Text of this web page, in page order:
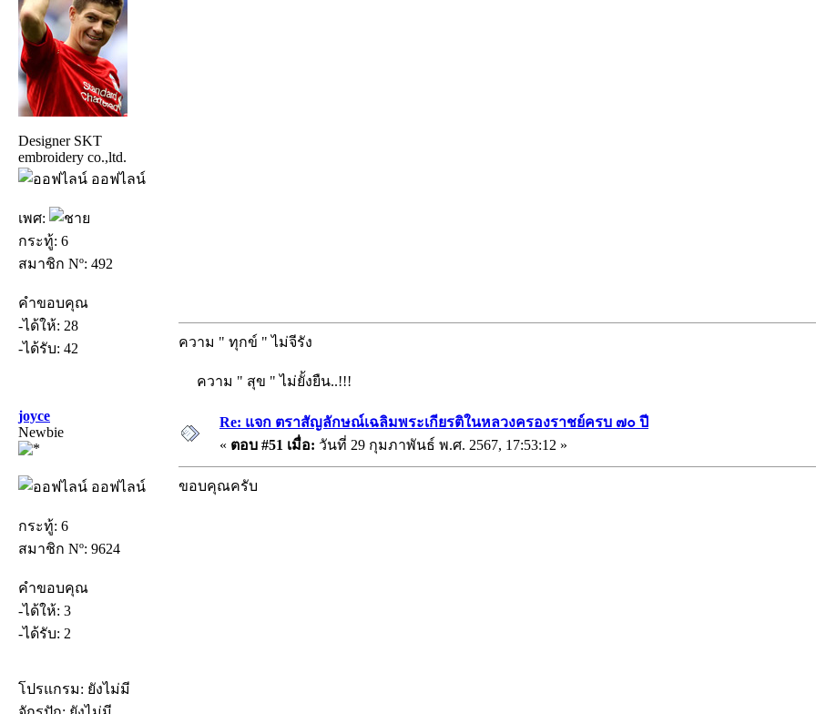
Designer SKT
embroidery co.,ltd.
ออฟไลน์
เพศ:
กระทู้: 6
สมาชิก Nº: 492
คำขอบคุณ
-ได้ให้: 28
-ได้รับ: 42
ความ " ทุกข์ " ไม่จีรัง
ความ " สุข " ไม่ยั้งยืน..!!!
joyce
Newbie
ออฟไลน์
กระทู้: 6
สมาชิก Nº: 9624
คำขอบคุณ
-ได้ให้: 3
-ได้รับ: 2
โปรแกรม: ยังไม่มี
Re: แจก ตราสัญลักษณ์เฉลิมพระเกียรติในหลวงครองราชย์ครบ ๗๐ ปี
« ตอบ #51 เมื่อ: วันที่ 29 กุมภาพันธ์ พ.ศ. 2567, 17:53:12 »
ขอบคุณครับ